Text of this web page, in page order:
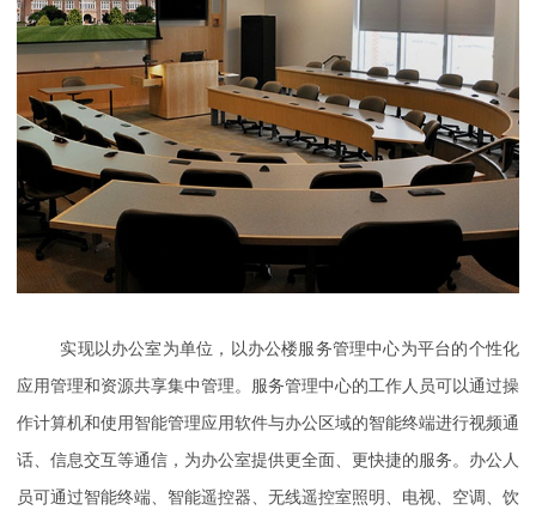
实现以办公室为单位，以办公楼服务管理中心为平台的个性化
应用管理和资源共享集中管理。服务管理中心的工作人员可以通过操
作计算机和使用智能管理应用软件与办公区域的智能终端进行视频通
话、信息交互等通信，为办公室提供更全面、更快捷的服务。办公人
员可通过智能终端、智能遥控器、无线遥控室照明、电视、空调、饮